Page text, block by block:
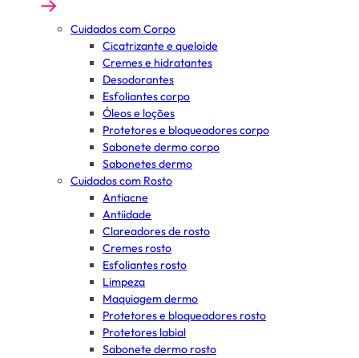
Cuidados com Corpo
Cicatrizante e queloide
Cremes e hidratantes
Desodorantes
Esfoliantes corpo
Óleos e loções
Protetores e bloqueadores corpo
Sabonete dermo corpo
Sabonetes dermo
Cuidados com Rosto
Antiacne
Antiidade
Clareadores de rosto
Cremes rosto
Esfoliantes rosto
Limpeza
Maquiagem dermo
Protetores e bloqueadores rosto
Protetores labial
Sabonete dermo rosto